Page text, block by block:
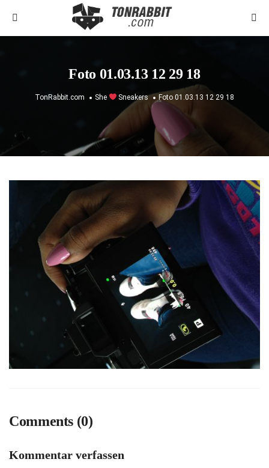
Foto 01.03.13 12 29 18
TonRabbit.com She Sneakers Foto 01.03.13 12 29 18
Comments (0)
Kommentar verfassen